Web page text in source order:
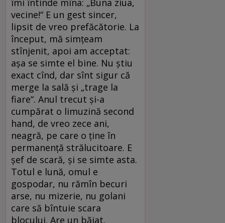
vecine!“ E un gest sincer,
lipsit de vreo prefăcătorie. La
început, mă simţeam
stînjenit, apoi am acceptat:
aşa se simte el bine. Nu ştiu
exact cînd, dar sînt sigur că
merge la sală şi „trage la
fiare“. Anul trecut şi-a
cumpărat o limuzină second
hand, de vreo zece ani,
neagră, pe care o ţine în
permanenţă strălucitoare. E
şef de scară, şi se simte asta.
Totul e lună, omul e
gospodar, nu rămîn becuri
arse, nu mizerie, nu golani
care să bîntuie scara
blocului. Are un băiat,